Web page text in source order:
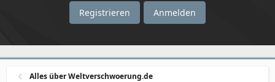
Registrieren Anmelden
Alles über Weltverschwoerung.de